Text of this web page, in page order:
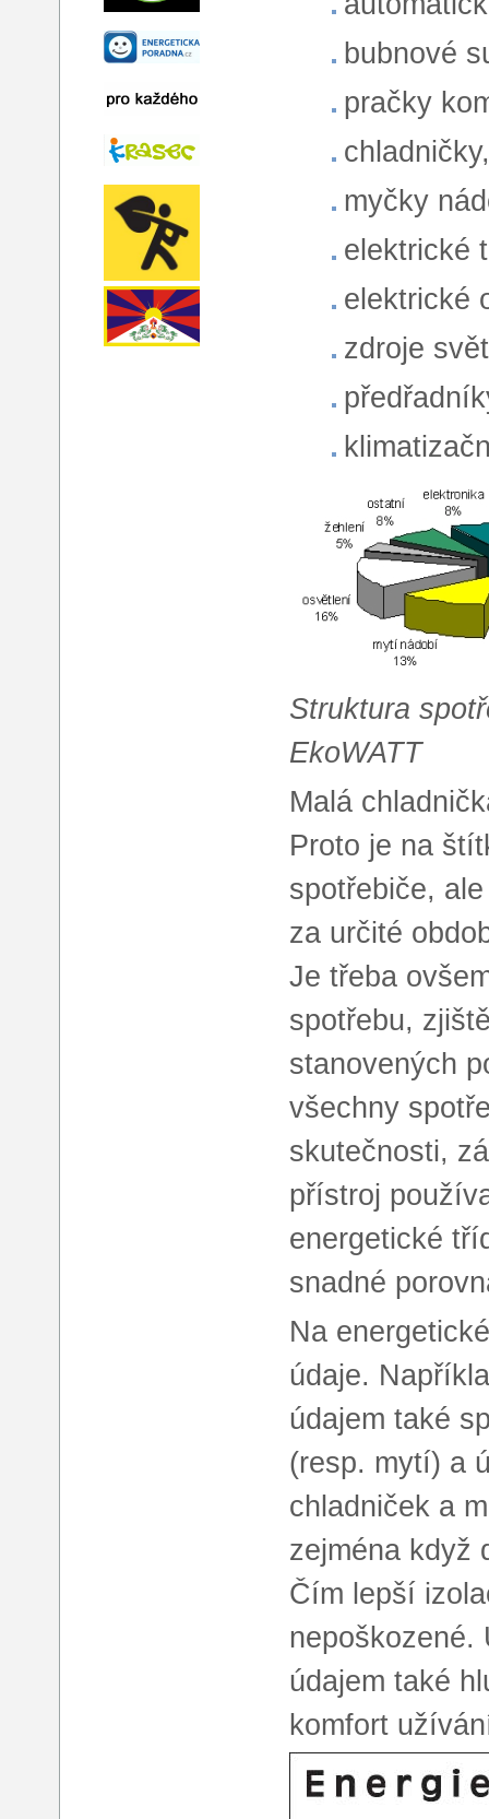
bubnové
pračky
myčky
elektrické
elektrické
zdroje
Struktura
EkoWATT
Malá
Proto je na
spotřebiče,
za určité
Je třeba
spotřebu,
stanovených
všechny
skutečnosti,
přístroj
energetické
snadné
Na
údaje.
údajem také
(resp. mytí) a
chladniček a
zejména když
Čím lepší
nepoškozené.
údajem také
komfort